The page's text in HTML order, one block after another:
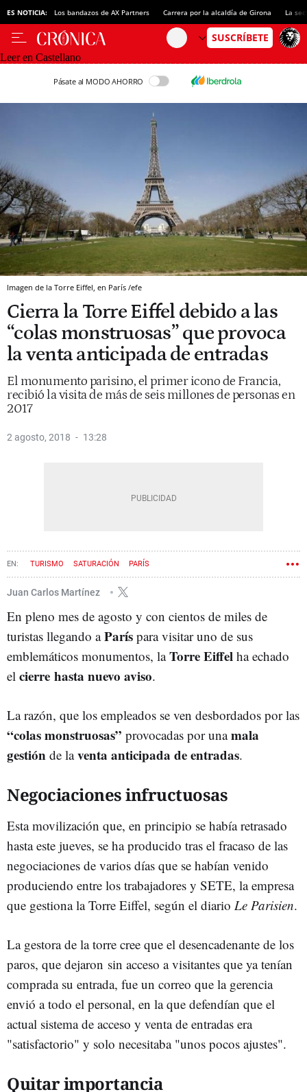
ES NOTICIA: Los bandazos de AX Partners Carrera por la alcaldía de Girona La
Leer en Castellano
Pásate al MODO AHORRO
Imagen de la Torre Eiffel, en París /efe
Cierra la Torre Eiffel debido a las
“colas monstruosas” que provoca
la venta anticipada de entradas
El monumento parisino, el primer icono de Francia,
recibió la visita de más de seis millones de personas en
2017
2 agosto, 2018 13:28
TURISMO SATURACIÓN PARÍS
Juan Carlos Martínez
En pleno mes de agosto y con cientos de miles de
turistas llegando aParís para visitar uno de sus
emblemáticos monumentos, laTorre Eiffel ha echado
el cierre hasta nuevo aviso.
La razón, que los empleados se ven desbordados por las
“colas monstruosas” provocadas por unamala
gestión de laventa anticipada de entradas.
Negociaciones infructuosas
Esta movilización que, en principio se había retrasado
hasta este jueves, se ha producido tras el fracaso de las
negociaciones de varios días que se habían venido
produciendo entre los trabajadores y SETE, la empresa
que gestiona la Torre Eiffel, según el diario Le Parisien.
La gestora de la torre cree que el desencadenante de los
paros, que dejaron sin acceso a visitantes que ya tenían
comprada su entrada, fue un correo que la gerencia
envió a todo el personal, en la que defendían que el
actual sistema de acceso y venta de entradas era
"satisfactorio" y solo necesitaba "unos pocos ajustes".
Quitar importancia